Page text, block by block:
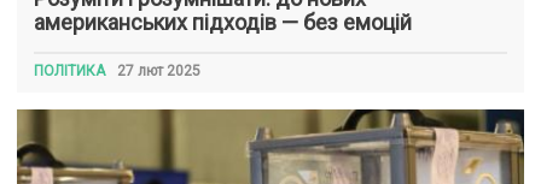
американських підходів — без емоцій
ПОЛІТИКА 27 лют 2025